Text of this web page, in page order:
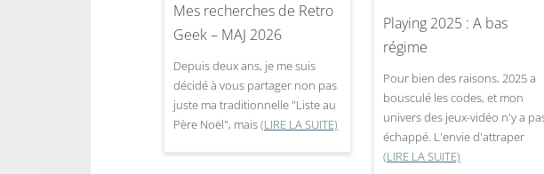
Mes recherches de Retro
Geek – MAJ 2026
Depuis deux ans, je me suis
décidé à vous partager non pas
juste ma traditionnelle "Liste au
Père Noël", mais(LIRE LA SUITE)
Playing 2025 : A bas
régime
Pour bien des raisons, 2025 a
bousculé les codes, et mon
univers des jeux-vidéo n'y a
échappé. L'envie d'attraper
(LIRE LA SUITE)